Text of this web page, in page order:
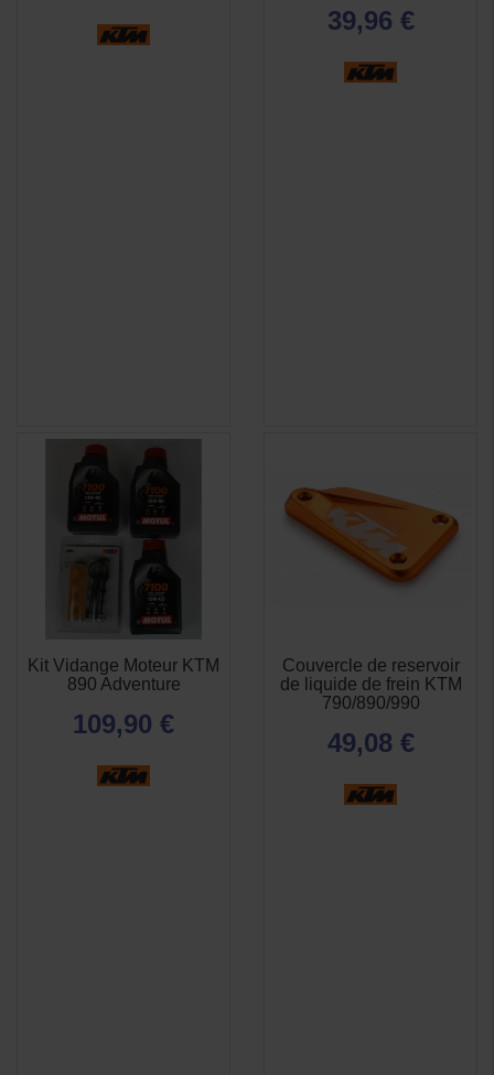
39,96 €
Kit Vidange Moteur KTM
890 Adventure
109,90 €
Couvercle de reservoir
de liquide de frein KTM
790/890/990
49,08 €
 APERÇU
RAPIDE
APERÇU
RAPIDE